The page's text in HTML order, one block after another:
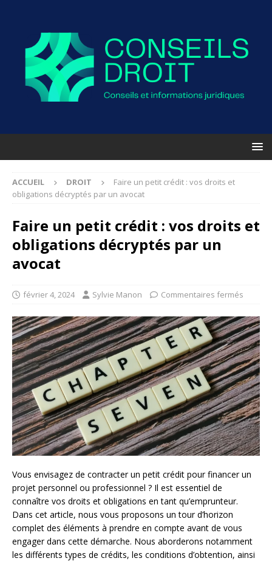
ACCUEIL DROIT
Faire un petit crédit : vos droits et
obligations décryptés par un avocat
Faire un petit crédit : vos droits et
obligations décryptés par un
avocat
février 4, 2024 Sylvie Manon Commentaires fermés
Vous envisagez de contracter un petit crédit pour financer un
projet personnel ou professionnel ? Il est essentiel de
connaître vos droits et obligations en tant qu’emprunteur.
Dans cet article, nous vous proposons un tour d’horizon
complet des éléments à prendre en compte avant de vous
engager dans cette démarche. Nous aborderons notamment
les différents types de crédits, les conditions d’obtention, ainsi